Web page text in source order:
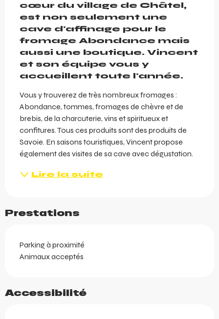
cœur du village de Châtel,
est non seulement une
cave d'affinage pour le
fromage Abondance mais
aussi une boutique. Vincent
et son équipe vous y
accueillent toute l'année.
Vous y trouverez de très nombreux fromages :
Abondance, tommes, fromages de chèvre et de
brebis, de la charcuterie, vins et spiritueux et
confitures. Tous ces produits sont des produits de
Savoie. En saisons touristiques, Vincent propose
également des visites de sa cave avec dégustation.
Lire la suite
Prestations
Parking à proximité
Animaux acceptés
Accessibilité